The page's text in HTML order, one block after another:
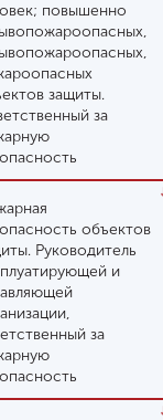
повышенно
защиты.
за
объектов
Руководитель
и
за